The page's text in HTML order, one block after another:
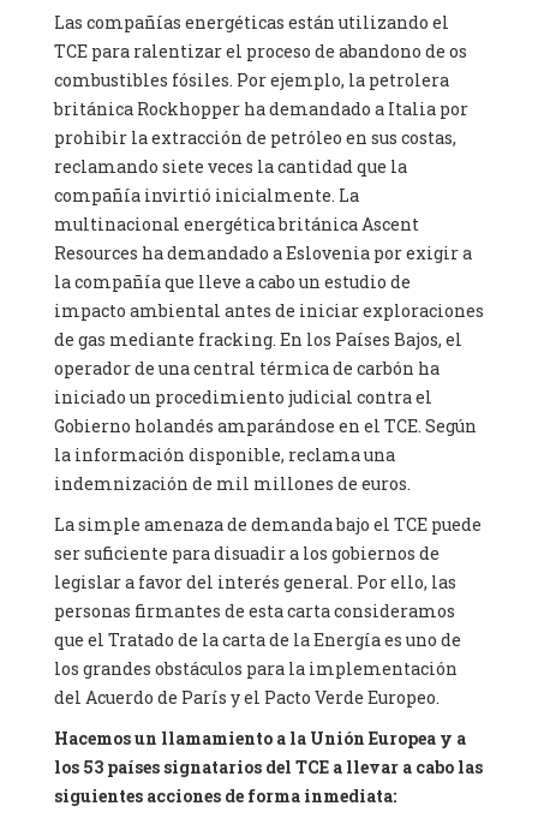
Las compañías energéticas están utilizando el
TCE para ralentizar el proceso de abandono de os
combustibles fósiles. Por ejemplo, la petrolera
británica Rockhopper ha demandado a Italia por
prohibir la extracción de petróleo en sus costas,
reclamando siete veces la cantidad que la
compañía invirtió inicialmente. La
multinacional energética británica Ascent
Resources ha demandado a Eslovenia por exigir a
la compañía que lleve a cabo un estudio de
impacto ambiental antes de iniciar exploraciones
de gas mediante fracking. En los Países Bajos, el
operador de una central térmica de carbón ha
iniciado un procedimiento judicial contra el
Gobierno holandés amparándose en el TCE. Según
la información disponible, reclama una
indemnización de mil millones de euros.
La simple amenaza de demanda bajo el TCE puede
ser suficiente para disuadir a los gobiernos de
legislar a favor del interés general. Por ello, las
personas firmantes de esta carta consideramos
que el Tratado de la carta de la Energía es uno de
los grandes obstáculos para la implementación
del Acuerdo de París y el Pacto Verde Europeo.
Hacemos un llamamiento a la Unión Europea y a
los 53 países signatarios del TCE a llevar a cabo las
siguientes acciones de forma inmediata: